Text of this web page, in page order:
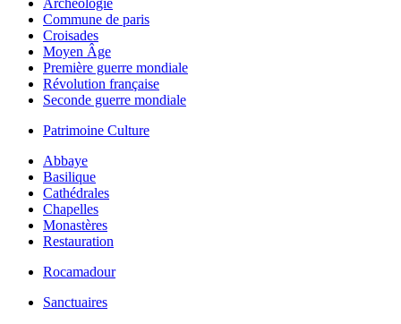
Archéologie
Commune de paris
Croisades
Moyen Âge
Première guerre mondiale
Révolution française
Seconde guerre mondiale
Patrimoine Culture
Abbaye
Basilique
Cathédrales
Chapelles
Monastères
Restauration
Rocamadour
Sanctuaires